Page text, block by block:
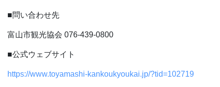
■問い合わせ先
富山市観光協会 076-439-0800
■公式ウェブサイト
https://www.toyamashi-kankoukyoukai.jp/?tid=102719